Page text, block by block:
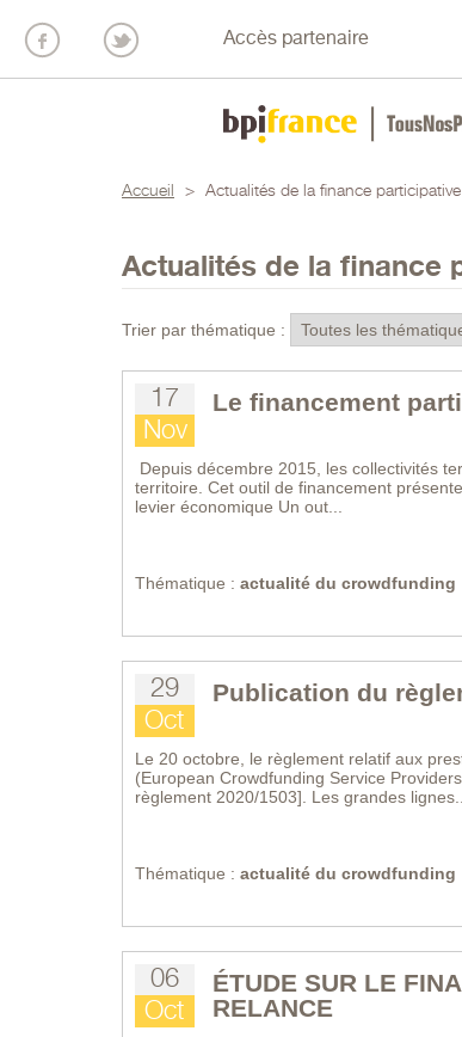
Accès partenaire
Accueil > Actualités de la finance participative
Actualités de la finance
Trier par thématique :
17
Nov
Le financement
Depuis décembre 2015, les collectivités
territoire. Cet outil de financement
levier économique Un out...
Thématique : actualité du crowdfunding
29
Oct
Publication du
Le 20 octobre, le règlement relatif aux
(European Crowdfunding Service
règlement 2020/1503]. Les grandes lignes...
Thématique : actualité du crowdfunding
06
Oct
ÉTUDE SUR LE
RELANCE